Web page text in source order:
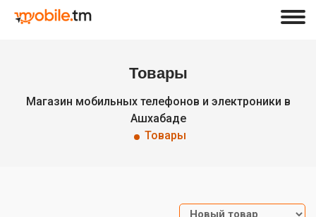
Товары
Магазин мобильных телефонов и электроники в
Ашхабаде
Товары